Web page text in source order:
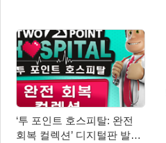
‘투 포인트 호스피탈: 완전
회복 컬렉션’ 디지털판 발매